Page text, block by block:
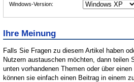
Windows-Version:
Ihre Meinung
Falls Sie Fragen zu diesem Artikel haben
Nutzern austauschen möchten, dann teilen
unten vorhandenen Themen oder über
können sie einfach einen Beitrag in einem